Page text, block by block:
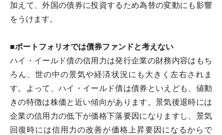
加えて、外国の債券に投資するため為替の変動にも影響
をうけます。
■ポートフォリオでは債券ファンドと考えない
ハイ・イールド債の信用力は発行企業の財務内容はもち
ろん、世の中の景気や経済状況にも大きく左右されま
す。よって、ハイ・イールド債は債券といえども、値動
きの特徴は株価と近い傾向があります。景気後退時には
企業の信用力の低下が価格下落要因になりますし、景気
回復時には信用力の改善が価格上昇要因になるからで